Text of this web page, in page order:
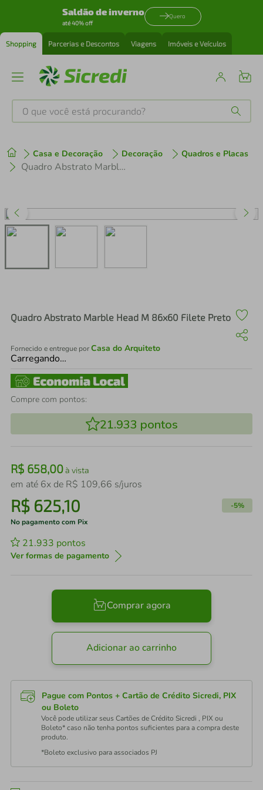
Saldão de inverno
até 40% off
Quero
Shopping Parcerias e Descontos Viagens Imóveis e Veículos
O que você está procurando?
Casa e Decoração Decoração Quadros e Placas
Quadro Abstrato Marble Head M 86x60 Filete Preto
Quadro Abstrato Marble Head M 86x60 Filete Preto
Fornecido e entregue porCasa do Arquiteto
Carregando…
Compre com pontos:
21.933 pontos
R$ 658,00à vista
em até 6x de R$ 109,66 s/juros
R$ 625,10 -5%
No pagamento com Pix
21.933 pontos
Ver formas de pagamento
Comprar agora
Adicionar ao carrinho
Pague com Pontos + Cartão de Crédito Sicredi, PIX
ou Boleto
Você pode utilizar seus Cartões de Crédito Sicredi , PIX ou
Boleto* caso não tenha pontos suficientes para a compra deste
produto.
*Boleto exclusivo para associados PJ
1º tenis
perfume